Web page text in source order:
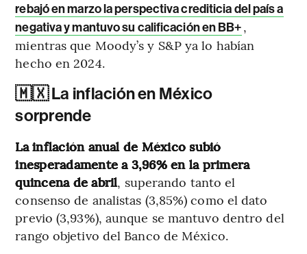
rebajó en marzo la perspectiva crediticia del país a
negativa y mantuvo su calificación en BB+,
mientras que Moody’s y S&P ya lo habían
hecho en 2024.
🇲🇽 La inflación en México
sorprende
La inflación anual de México subió
inesperadamente a 3,96% en la primera
quincena de abril, superando tanto el
consenso de analistas (3,85%) como el dato
previo (3,93%), aunque se mantuvo dentro del
rango objetivo del Banco de México.